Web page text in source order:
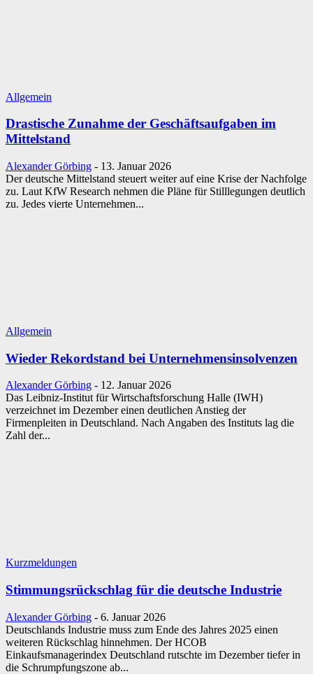
Allgemein
Drastische Zunahme der Geschäftsaufgaben im
Mittelstand
Alexander Görbing - 13. Januar 2026
Der deutsche Mittelstand steuert weiter auf eine Krise der Nachfolge
zu. Laut KfW Research nehmen die Pläne für Stilllegungen deutlich
zu. Jedes vierte Unternehmen...
Allgemein
Wieder Rekordstand bei Unternehmensinsolvenzen
Alexander Görbing - 12. Januar 2026
Das Leibniz-Institut für Wirtschaftsforschung Halle (IWH)
verzeichnet im Dezember einen deutlichen Anstieg der
Firmenpleiten in Deutschland. Nach Angaben des Instituts lag die
Zahl der...
Kurzmeldungen
Stimmungsrückschlag für die deutsche Industrie
Alexander Görbing - 6. Januar 2026
Deutschlands Industrie muss zum Ende des Jahres 2025 einen
weiteren Rückschlag hinnehmen. Der HCOB
Einkaufsmanagerindex Deutschland rutschte im Dezember tiefer in
die Schrumpfungszone ab...